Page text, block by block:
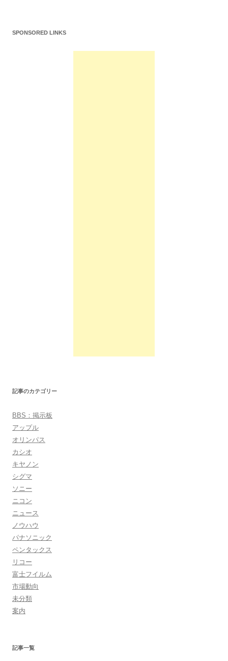
SPONSORED LINKS
記事のカテゴリー
BBS：掲示板
アップル
オリンパス
カシオ
キヤノン
シグマ
ソニー
ニコン
ニュース
ノウハウ
パナソニック
ペンタックス
リコー
富士フイルム
市場動向
未分類
案内
記事一覧